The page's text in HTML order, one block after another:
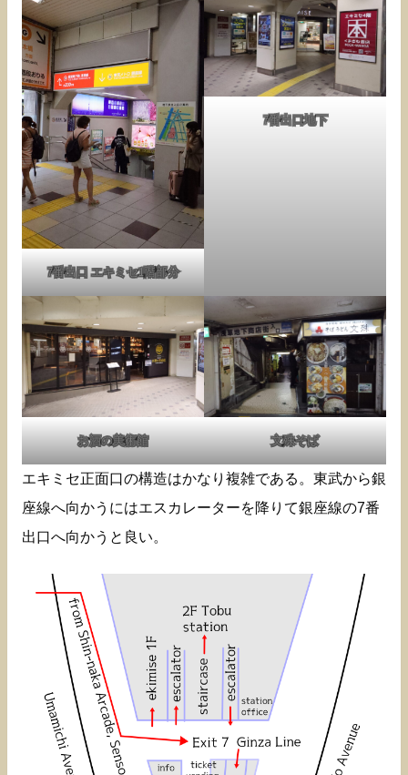
7番出口 エキミセ1階部分
7番出口地下
お酒の美術館 文殊そば
エキミセ正面口の構造はかなり複雑である。東武から銀
座線へ向かうにはエスカレーターを降りて銀座線の7番
出口へ向かうと良い。